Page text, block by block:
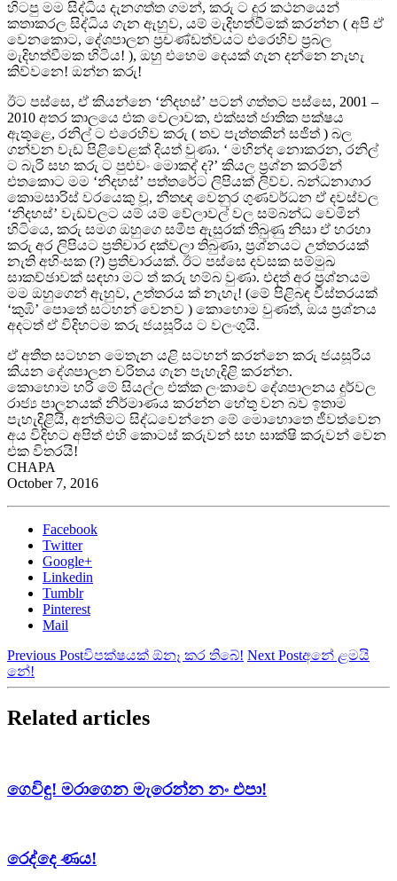
හිටපු මම සිද්ධිය දැනගත්ත ගමන්, කරු ට දුර කථනයෙන්
කතාකරල සිද්ධිය ගැන ඇහුව, යම් මැදිහත්වීමක් කරන්න ( අපි ඒ
වෙනකොට, දේශපාලන ප්‍රචණ්ඩත්වයට එරෙහිව ප්‍රබල
මැදිහත්වීමක හිටිය! ), ඔහු එහෙම දෙයක් ගැන දන්නෙ නැහැ
කිව්වනෙ! ඔන්න කරු!
ඊට පස්සෙ, ඒ කියන්නෙ ‘නිදහස්’ පටන් ගත්තට පස්සෙ, 2001 –
2010 අතර කාලයෙ එක වෙලාවක, එක්සත් ජාතික පක්ෂය
ඇතුළෙ, රනිල් ට එරෙහිව කරු ( තව පැත්තකින් සජිත් ) බල
ගන්වන වැඩ පිළිවෙළක් දියත් වුණා. ‘ මහින්ද නොකරන, රනිල්
ට බැරි සහ කරු ට පුළුවං මොකද් ද?’ කියල ප්‍රශ්න කරමින්
එතකොට මම ‘නිදහස්’ පත්තරේට ලිපියක් ලිව්ව. බන්ධනාගාර
කොමසාරිස් වරයෙකු වූ, නීතඥ වෙනුර ගුණවර්ධන ඒ දවස්වල
‘නිදහස්’ වැඩවලට යම් යම් වේලාවල් වල සම්බන්ධ වෙමින්
හිටියෙ, කරු සමග ඔහුගෙ සමීප ඇසුරක් තිබුණු නිසා ඒ හරහා
කරු අර ලිපියට ප්‍රතිචාර දක්වලා තිබුණා, ප්‍රශ්නයට උත්තරයක්
නැති අහිංසක (?) ප්‍රතිචාරයක්. ඊට පස්සෙ දවසක සම්මුඛ
සාකච්ඡාවක් සඳහා මට ත් කරු හම්බ වුණා. එදත් අර ප්‍රශ්නයම
මම ඔහුගෙන් ඇහුව, උත්තරය ක් නැහැ! (මේ පිළිබඳ විස්තරයක්
‘කුඹි’ පොතේ සටහන් වෙනව ) කොහොම වුණත්, ඔය ප්‍රශ්නය
අදටත් ඒ විදිහටම කරු ජයසූරිය ට වලංගුයි.
ඒ අතීත සටහන මෙතැන යළි සටහන් කරන්නෙ කරු ජයසූරිය
කියන දේශපාලන චරිතය ගැන පැහැදිළි කරන්න.
කොහොම හරි මේ සියල්ල එක්ක ලංකාවෙ දේශපාලනය දුර්වල
රාජ්‍ය පාලනයක් නිර්මාණය කරන්න හේතු වන බව ඉතාම
පැහැදිළියි, අන්තිමට සිද්ධවෙන්නෙ මේ මොහොතෙ ජීවත්වෙන
අය විදිහට අපිත් එහි කොටස් කරුවන් සහ සාක්ෂි කරුවන් වෙන
එක විතරයි!
CHAPA
October 7, 2016
Facebook
Twitter
Google+
Linkedin
Tumblr
Pinterest
Mail
Previous Postවිපක්ෂයක් ඕනෑ කර තිබේ! Next Postඅනේ ළමයි
නේ!
Related articles
ගෙවිඳු! මරාගෙන මැරෙන්න නං එපා!
රෙද්දෙ ණය!